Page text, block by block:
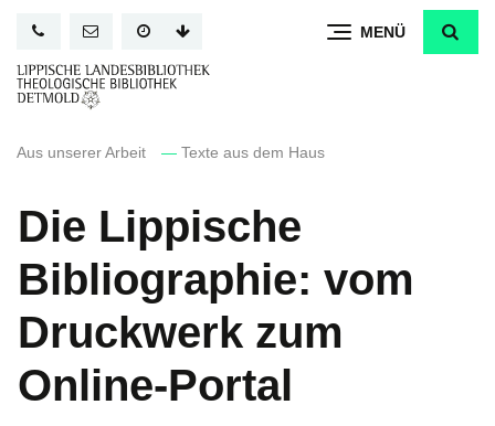
Inhalt
MENÜ
Aus unserer Arbeit — Texte aus dem Haus
Die Lippische
Bibliographie: vom
Druckwerk zum
Online-Portal